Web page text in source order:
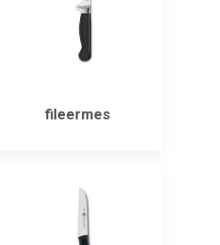
fileermes